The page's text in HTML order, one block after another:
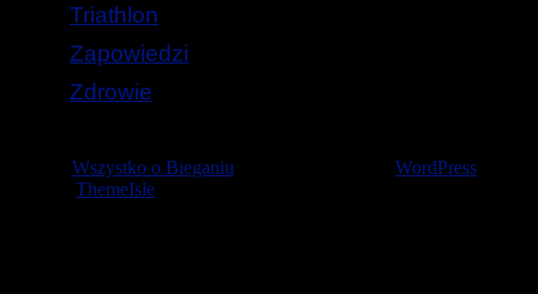
Triathlon
Zapowiedzi
Zdrowie
Wszystko o Bieganiu
WordPress
ThemeIsle